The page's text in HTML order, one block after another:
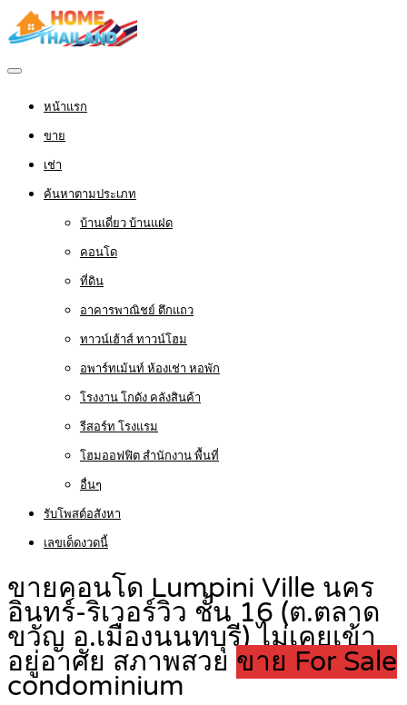
หน้าแรก
ขาย
เช่า
ค้นหาตามประเภท
บ้านเดี่ยว บ้านแฝด
คอนโด
ที่ดิน
อาคารพาณิชย์ ตึกแถว
ทาวน์เฮ้าส์ ทาวน์โฮม
อพาร์ทเม้นท์ ห้องเช่า หอพัก
โรงงาน โกดัง คลังสินค้า
รีสอร์ท โรงแรม
โฮมออฟฟิต สำนักงาน พื้นที่
อื่นๆ
รับโพสต์อสังหา
เลขเด็ดงวดนี้
ขายคอนโด Lumpini Ville นคร
อินทร์-ริเวอร์วิว ชั้น 16 (ต.ตลาด
ขวัญ อ.เมืองนนทบุรี) ไม่เคยเข้า
อยู่อาศัย สภาพสวย ขาย For Sale
condominium